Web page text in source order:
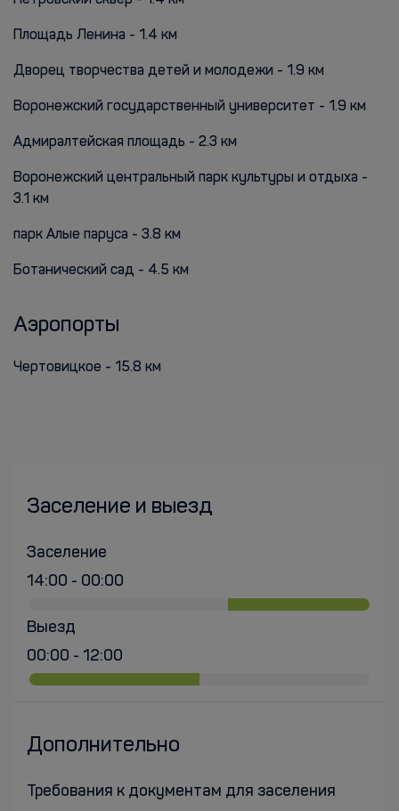
Площадь Ленина - 1.4 км
Дворец творчества детей и молодежи - 1.9 км
Воронежский государственный университет - 1.9 км
Адмиралтейская площадь - 2.3 км
Воронежский центральный парк культуры и отдыха -
3.1 км
парк Алые паруса - 3.8 км
Ботанический сад - 4.5 км
Аэропорты
Чертовицкое - 15.8 км
Заселение и выезд
Заселение
14:00 - 00:00
Выезд
00:00 - 12:00
Дополнительно
Требования к документам для заселения